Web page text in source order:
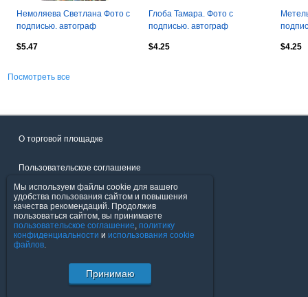
Немоляева Светлана Фото с
подписью. автограф
$5.47
Глоба Тамара. Фото с
подписью. автограф
$4.25
$4.25
Посмотреть все
О торговой площадке
Пользовательское соглашение
Политика конфиденциальности
Продавцы
© FavoritMarket.com
Мы используем файлы cookie для вашего
удобства пользования сайтом и повышения
качества рекомендаций. Продолжив
пользоваться сайтом, вы принимаете
пользовательское соглашение, политику
конфиденциальности и использования cookie
файлов.
Принимаю